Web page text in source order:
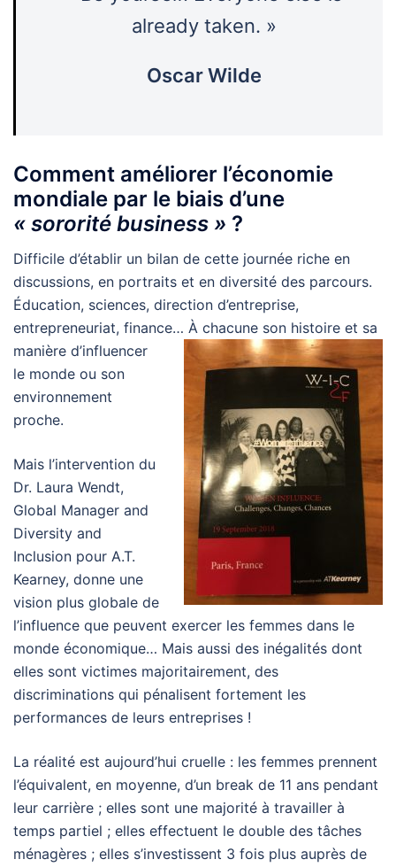
already taken. »
Oscar Wilde
Comment améliorer l’économie
mondiale par le biais d’une
« sororité business » ?
Difficile d’établir un bilan de cette journée riche en
discussions, en portraits et en diversité des parcours.
Éducation, sciences, direction d’entreprise,
entrepreneuriat, finance… À chacune son histoire et sa
manière d’influencer
le monde ou son
environnement
proche.
Mais l’intervention du
Dr. Laura Wendt,
Global Manager and
Diversity and
Inclusion pour A.T.
Kearney, donne une
vision plus globale de
l’influence que peuvent exercer les femmes dans le
monde économique… Mais aussi des inégalités dont
elles sont victimes majoritairement, des
discriminations qui pénalisent fortement les
performances de leurs entreprises !
La réalité est aujourd’hui cruelle : les femmes prennent
l’équivalent, en moyenne, d’un break de 11 ans pendant
leur carrière ; elles sont une majorité à travailler à
temps partiel ; elles effectuent le double des tâches
ménagères ; elles s’investissent 3 fois plus auprès de